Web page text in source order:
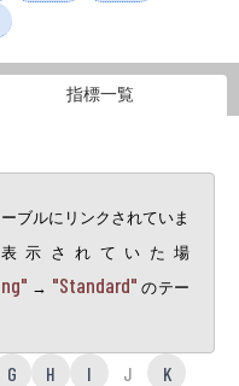
指標一覧
ブルにリンクされていま
示されていた場
→ "Standard" のテー
G H I J
K